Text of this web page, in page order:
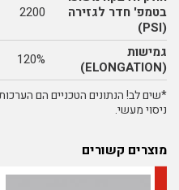
בטמפ' חדר לגזירה
(PSI)
2200
גמישות
(ELONGATION)
120%
*שים לב! הנתונים הטכניים הם
ניסוי מעשי.
מוצרים קשורים